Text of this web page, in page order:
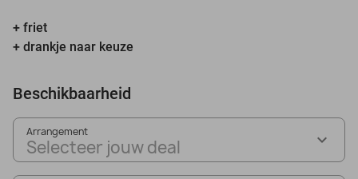
+ friet
+ drankje naar keuze
Beschikbaarheid
Arrangement
Selecteer jouw deal